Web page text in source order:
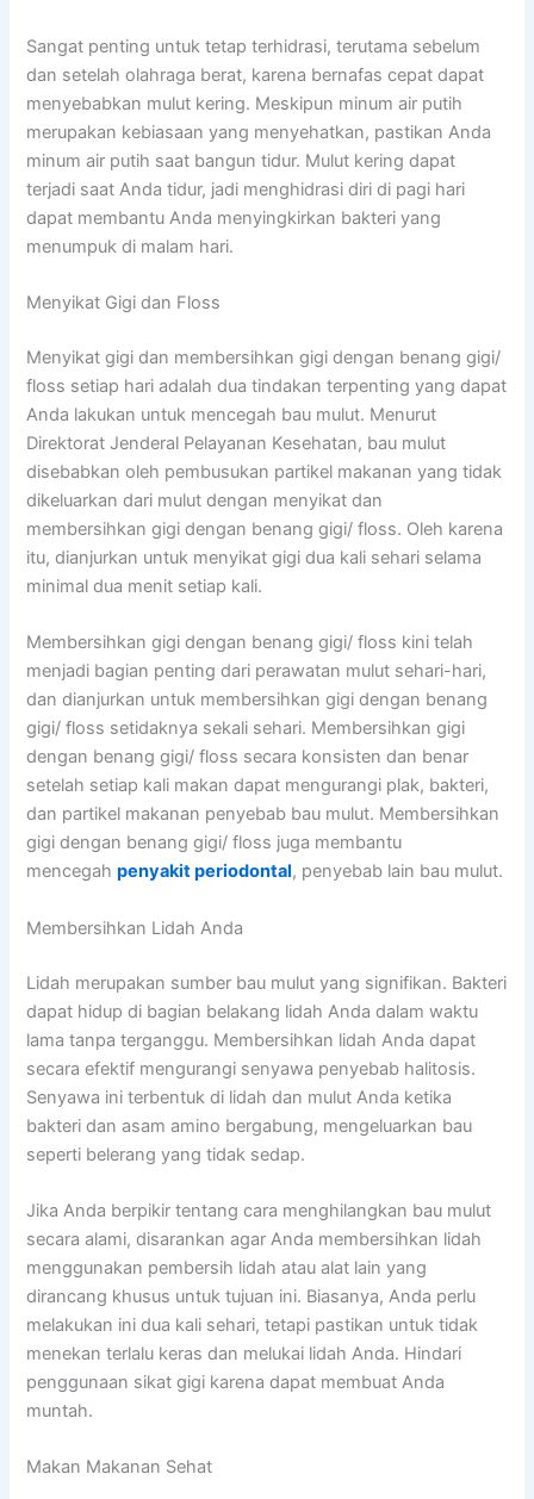
Sangat penting untuk tetap terhidrasi, terutama sebelum
dan setelah olahraga berat, karena bernafas cepat dapat
menyebabkan mulut kering. Meskipun minum air putih
merupakan kebiasaan yang menyehatkan, pastikan Anda
minum air putih saat bangun tidur. Mulut kering dapat
terjadi saat Anda tidur, jadi menghidrasi diri di pagi hari
dapat membantu Anda menyingkirkan bakteri yang
menumpuk di malam hari.
Menyikat Gigi dan Floss
Menyikat gigi dan membersihkan gigi dengan benang gigi/
floss setiap hari adalah dua tindakan terpenting yang dapat
Anda lakukan untuk mencegah bau mulut. Menurut
Direktorat Jenderal Pelayanan Kesehatan, bau mulut
disebabkan oleh pembusukan partikel makanan yang tidak
dikeluarkan dari mulut dengan menyikat dan
membersihkan gigi dengan benang gigi/ floss. Oleh karena
itu, dianjurkan untuk menyikat gigi dua kali sehari selama
minimal dua menit setiap kali.
Membersihkan gigi dengan benang gigi/ floss kini telah
menjadi bagian penting dari perawatan mulut sehari-hari,
dan dianjurkan untuk membersihkan gigi dengan benang
gigi/ floss setidaknya sekali sehari. Membersihkan gigi
dengan benang gigi/ floss secara konsisten dan benar
setelah setiap kali makan dapat mengurangi plak, bakteri,
dan partikel makanan penyebab bau mulut. Membersihkan
gigi dengan benang gigi/ floss juga membantu
mencegahpenyakit periodontal, penyebab lain bau mulut.
Membersihkan Lidah Anda
Lidah merupakan sumber bau mulut yang signifikan. Bakteri
dapat hidup di bagian belakang lidah Anda dalam waktu
lama tanpa terganggu. Membersihkan lidah Anda dapat
secara efektif mengurangi senyawa penyebab halitosis.
Senyawa ini terbentuk di lidah dan mulut Anda ketika
bakteri dan asam amino bergabung, mengeluarkan bau
seperti belerang yang tidak sedap.
Jika Anda berpikir tentang cara menghilangkan bau mulut
secara alami, disarankan agar Anda membersihkan lidah
menggunakan pembersih lidah atau alat lain yang
dirancang khusus untuk tujuan ini. Biasanya, Anda perlu
melakukan ini dua kali sehari, tetapi pastikan untuk tidak
menekan terlalu keras dan melukai lidah Anda. Hindari
penggunaan sikat gigi karena dapat membuat Anda
muntah.
Makan Makanan Sehat